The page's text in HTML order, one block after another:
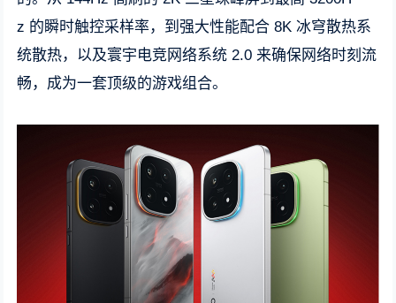
z 的瞬时触控采样率，到强大性能配合 8K 冰穹散热系
统散热，以及寰宇电竞网络系统 2.0 来确保网络时刻流
畅，成为一套顶级的游戏组合。